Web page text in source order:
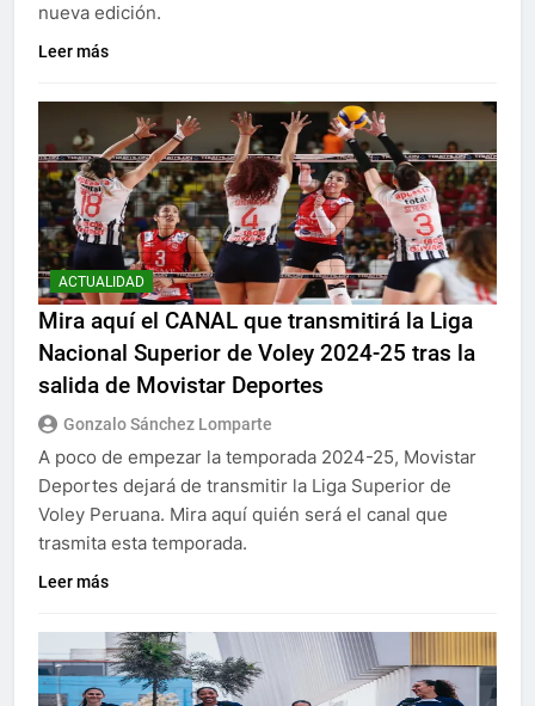
nueva edición.
Leer más
ACTUALIDAD
Mira aquí el CANAL que transmitirá la Liga
Nacional Superior de Voley 2024-25 tras la
salida de Movistar Deportes
Gonzalo Sánchez Lomparte
A poco de empezar la temporada 2024-25, Movistar
Deportes dejará de transmitir la Liga Superior de
Voley Peruana. Mira aquí quién será el canal que
trasmita esta temporada.
Leer más